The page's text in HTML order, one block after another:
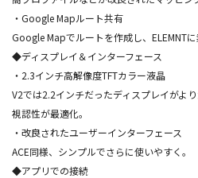
・Google Mapルート共有
Google Mapでルートを作成し、ELEMNTに
◆ディスプレイ＆インターフェース
・2.3インチ高解像度TFTカラー液晶
V2では2.2インチだったディスプレイがよ
視認性が最適化。
・改良されたユーザーインターフェース
ACE同様、シンプルでさらに使いやすく。
◆アプリでの接続